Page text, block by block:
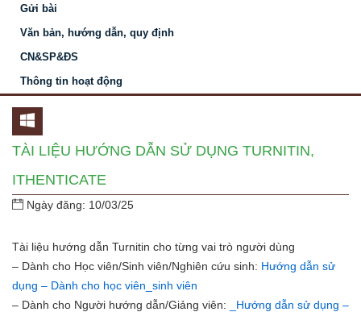
Gửi bài
Văn bản, hướng dẫn, quy định
CN&SP&ĐS
Thông tin hoạt động
TÀI LIỆU HƯỚNG DẪN SỬ DỤNG TURNITIN,
ITHENTICATE
Ngày đăng: 10/03/25
Tài liệu hướng dẫn Turnitin cho từng vai trò người dùng
– Dành cho Học viên/Sinh viên/Nghiên cứu sinh: Hướng dẫn sử
dụng – Dành cho học viên_sinh viên
– Dành cho Người hướng dẫn/Giảng viên:
_Hướng dẫn sử dụng –